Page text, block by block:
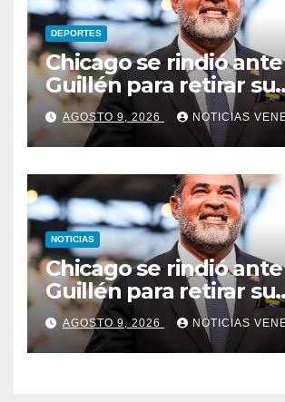
DEPORTES
Chicago se rindió ante
Guillén para retirar su
número
AGOSTO 9, 2026 NOTICIAS
NOTICIAS
Chicago se rindió ante
Guillén para retirar su
número
AGOSTO 9, 2026 NOTICIAS